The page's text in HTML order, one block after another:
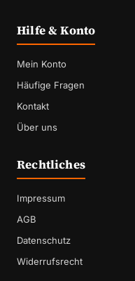
Hilfe & Konto
Mein Konto
Häufige Fragen
Kontakt
Über uns
Rechtliches
Impressum
AGB
Datenschutz
Widerrufsrecht